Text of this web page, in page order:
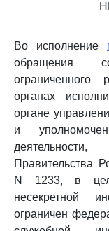
Во исполнение
обращения
ограниченного
органах
органе
и
деятельности,
Правительства
N 1233, в
несекретной
ограничен